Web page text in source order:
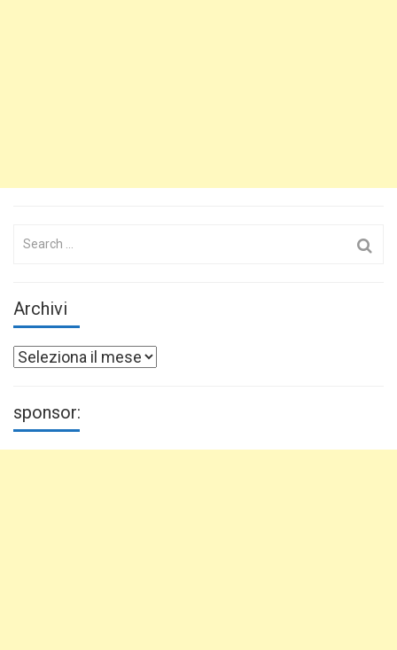
Search
Archivi
Archivi
sponsor: